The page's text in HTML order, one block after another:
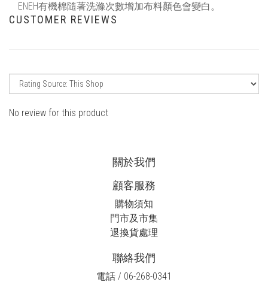
ENEH有機棉隨著洗滌次數增加布料顏色會變白。
CUSTOMER REVIEWS
No review for this product
關於我們
顧客服務
購物須知
門市及市集
退換貨處理
聯絡我們
電話 / 06-268-0341